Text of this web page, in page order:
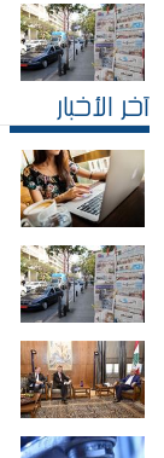
آخر الأخبار